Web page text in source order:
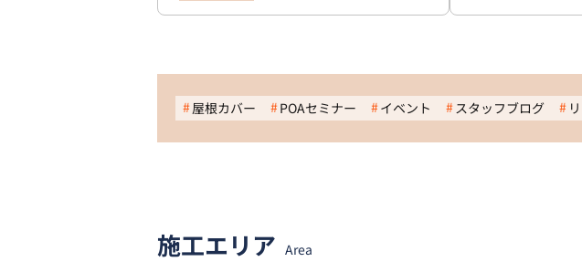
屋根カバー POAセミナー イベント スタッフブログ
施工エリア Area